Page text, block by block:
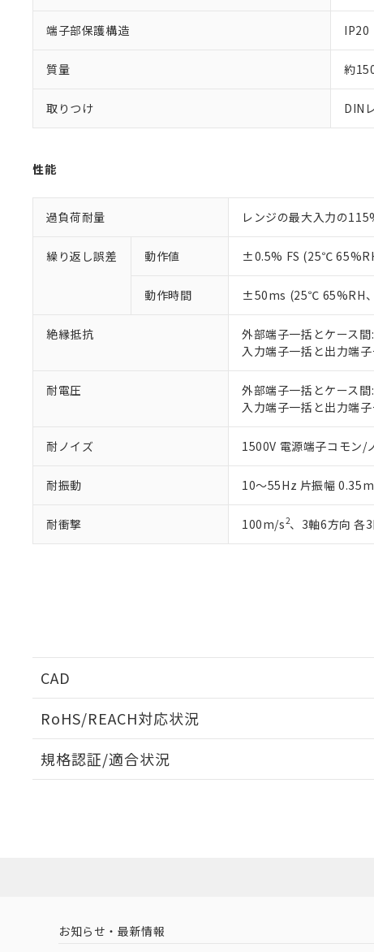
端子部保護構造 IP20
質量 約
取りつけ DIN
性能
過負荷耐量 レンジの最大入力の
繰り返し誤差 動作値 ±0.5% FS (25℃
動作時間 ±50ms (25℃ 65%RH
絶縁抵抗
外部端子一括とケース
入力端子一括と出力端
耐電圧
外部端子一括とケース
入力端子一括と出力端
耐ノイズ 1500V 電源端子コモン/
耐振動 10～55Hz 片振幅
耐衝撃 100m/s2、3軸6方向 各
CAD
RoHS/REACH対応状況
EU RoHS 注意事項・凡例
中国 RoHS 注意事項・凡例
規格認証/適合状況
（イギリス
（ノルウェー
お知らせ・最新情報